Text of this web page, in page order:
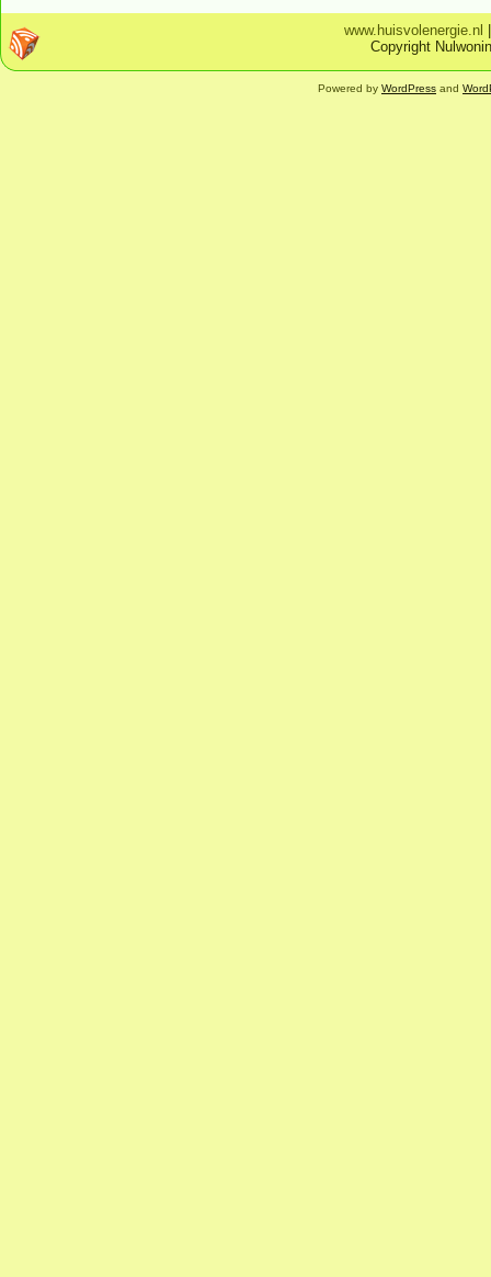
www.huisvolenergie.nl
Copyright
Powered by WordPress and